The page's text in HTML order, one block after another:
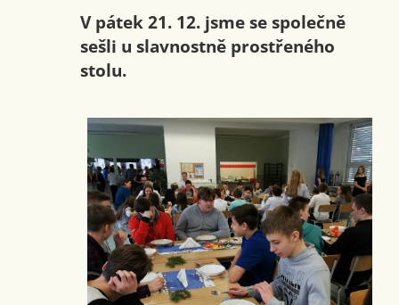
V pátek 21. 12. jsme se společně
sešli u slavnostně prostřeného
stolu.